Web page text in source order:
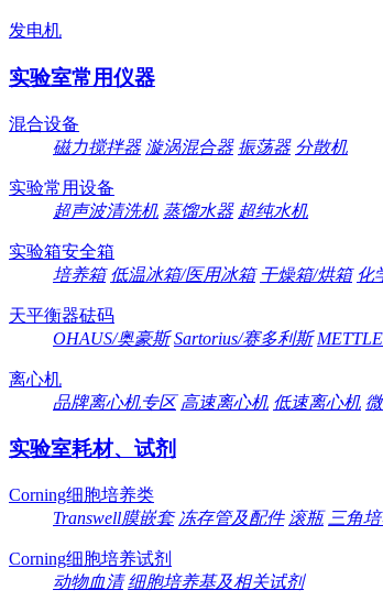
发电机
实验室常用仪器
混合设备
磁力搅拌器 漩涡混合器 振荡器 分散机
实验常用设备
超声波清洗机 蒸馏水器 超纯水机
实验箱安全箱
培养箱 低温冰箱/医用冰箱 干燥箱/烘箱 化
天平衡器砝码
OHAUS/奥豪斯 Sartorius/赛多利斯
离心机
品牌离心机专区 高速离心机 低速离心机
实验室耗材、试剂
Corning细胞培养类
Transwell膜嵌套 冻存管及配件 滚瓶 三角
Corning细胞培养试剂
动物血清 细胞培养基及相关试剂